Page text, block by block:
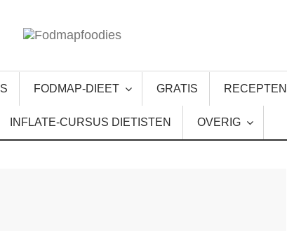
FODMAP-DIEET GRATIS RECEPTEN
INFLATE-CURSUS DIETISTEN OVERIG